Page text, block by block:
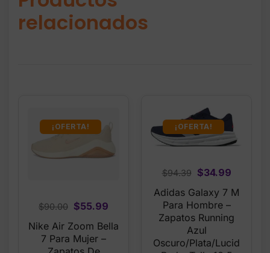
relacionados
¡OFERTA!
$90.00 Original
was:
$90.00.
$55.99
price
Nike Air Zoom Bella
7 Para Mujer –
¡OFERTA!
$94.39
Original
price
was:
$94.39.
$34.99Current
price
$34.99.
Adidas Galaxy 7 M
Para Hombre –
Zapatos Running
Azul
Oscuro/Plata/Lucid